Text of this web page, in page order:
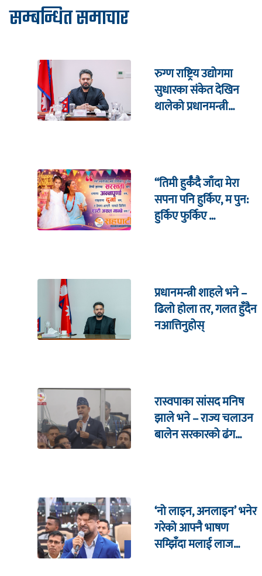
सम्बन्धित समाचार
रुग्ण राष्ट्रिय उद्योगमा
सुधारका संकेत देखिन
थालेको प्रधानमन्त्री
“तिमी हुर्कँदै जाँदा मेरा
सपना पनि हुर्किए, म पुन:
हुर्किए फुर्किए …
प्रधानमन्त्री शाहले भने –
ढिलो होला तर, गलत हुँदैन
नआत्तिनुहोस्
रास्वपाका सांसद मनिष
झाले भने – राज्य चलाउन
बालेन सरकारको ढंग
‘नो लाइन, अनलाइन’ भनेर
गरेको आफ्नै भाषण
सम्झिँदा मलाई लाज